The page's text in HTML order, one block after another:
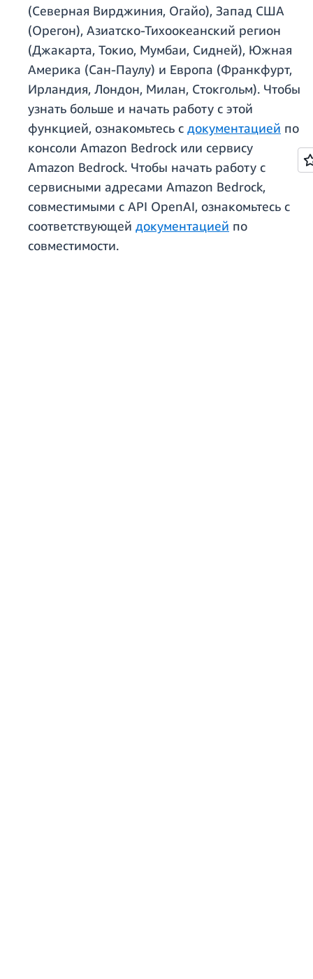
(Северная Вирджиния, Огайо), Запад США
(Орегон), Азиатско-Тихоокеанский регион
(Джакарта, Токио, Мумбаи, Сидней), Южная
Америка (Сан-Паулу) и Европа (Франкфурт,
Ирландия, Лондон, Милан, Стокгольм). Чтобы
узнать больше и начать работу с этой
функцией, ознакомьтесь с документацией по
консоли Amazon Bedrock или сервису
Amazon Bedrock. Чтобы начать работу с
сервисными адресами Amazon Bedrock,
совместимыми с API OpenAI, ознакомьтесь с
соответствующей документацией по
совместимости.